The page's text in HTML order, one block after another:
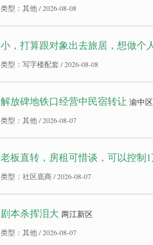
类型：其他 / 2026-08-08
小，打算跟对象出去旅居，想做个
类型：写字楼配套 / 2026-08-08
解放碑地铁口经营中民宿转让 渝中区
类型：其他 / 2026-08-07
老板直转，房租可惜谈，可以控制
类型：社区底商 / 2026-08-07
剧本杀挥泪大 两江新区
类型：其他 / 2026-08-07